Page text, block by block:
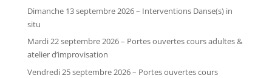
Dimanche 13 septembre 2026 – Interventions Danse(s) in
situ
Mardi 22 septembre 2026 – Portes ouvertes cours adultes &
atelier d’improvisation
Vendredi 25 septembre 2026 – Portes ouvertes cours